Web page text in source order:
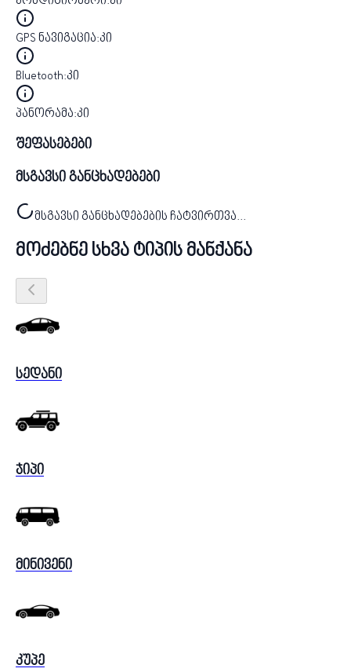
GPS ნავიგაცია:კი
Bluetooth:კი
პანორამა:კი
შეფასებები
მსგავსი განცხადებები
მსგავსი განცხადებების ჩატვირთვა...
მოძებნე სხვა ტიპის მანქანა
სედანი
ჯიპი
მინივენი
კუპე